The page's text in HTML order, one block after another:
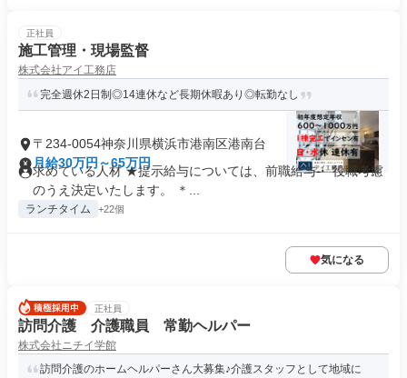
正社員
施工管理・現場監督
株式会社アイ工務店
完全週休2日制◎14連休など長期休暇あり◎転勤なし
〒234-0054神奈川県横浜市港南区港南台
月給30万円～65万円
求めている人材 ★提示給与については、前職給与・ 役職考慮
のうえ決定いたします。 ＊...
ランチタイム +22個
気になる
正社員
訪問介護 介護職員 常勤ヘルパー
株式会社ニチイ学館
訪問介護のホームヘルパーさん大募集♪介護スタッフとして地域に